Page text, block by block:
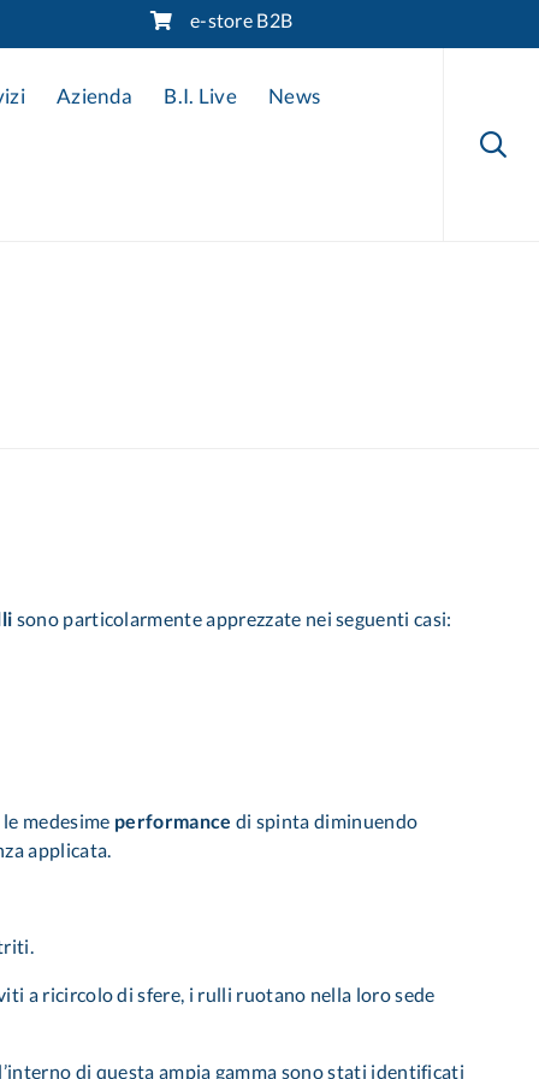
e-store B2B
Azienda B.I. Live News

sono particolarmente apprezzate nei seguenti casi:
medesime performance di spinta diminuendo
applicata.
a ricircolo di sfere, i rulli ruotano nella loro sede
di questa ampia gamma sono stati identificati